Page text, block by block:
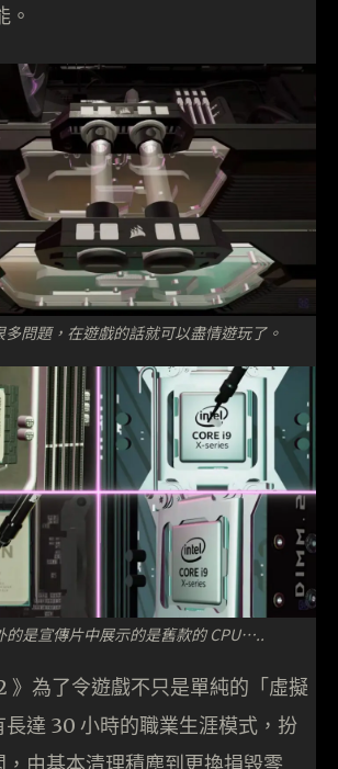
多問題，在遊戲的話就可以盡情遊玩了。
的是宣傳片中展示的是舊款的 CPU…..
》為了令遊戲不只是單純的「虛擬
達 30 小時的職業生涯模式，扮